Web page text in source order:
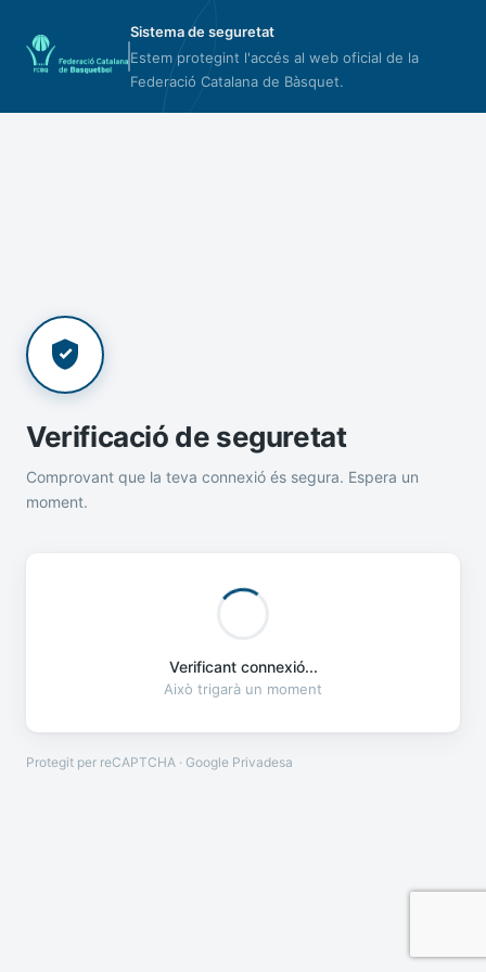
Sistema de seguretat
Estem protegint l'accés al web oficial de la
Federació Catalana de Bàsquet.
Verificació de seguretat
Comprovant que la teva connexió és segura. Espera un
moment.
Verificant connexió...
Això trigarà un moment
Protegit per reCAPTCHA · Google Privadesa